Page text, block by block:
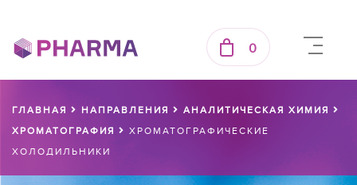
0
ГЛАВНАЯ НАПРАВЛЕНИЯ
АНАЛИТИЧЕСКАЯ ХИМИЯ
ХРОМАТОГРАФИЯ
ХРОМАТОГРАФИЧЕСКИЕ
ХОЛОДИЛЬНИКИ